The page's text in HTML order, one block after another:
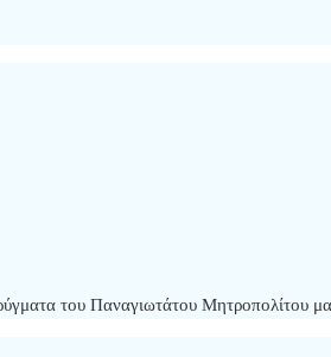
του Παναγιωτάτου Μητροπολίτου